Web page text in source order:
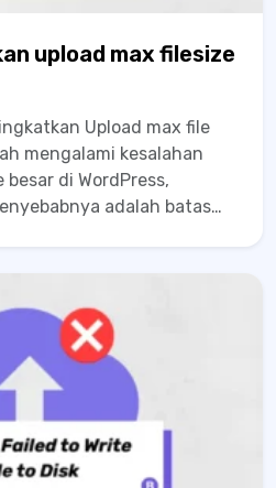
upload max filesize
Upload max file
mengalami kesalahan
di WordPress,
adalah batas